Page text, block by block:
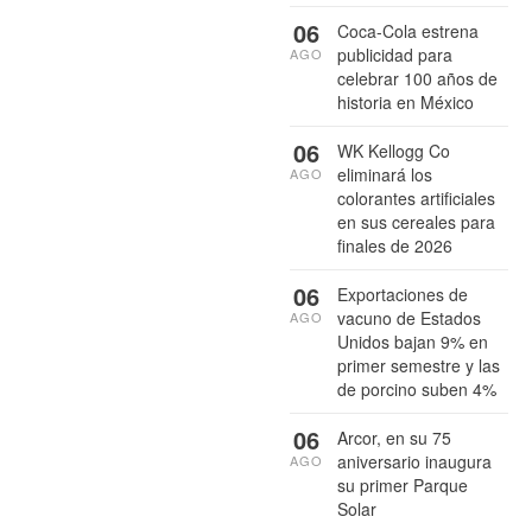
Coca-Cola estrena
publicidad para
celebrar 100 años de
historia en México
06
AGO
WK Kellogg Co
eliminará los
colorantes artificiales
en sus cereales para
finales de 2026
06
AGO
Exportaciones de
vacuno de Estados
Unidos bajan 9% en
primer semestre y las
de porcino suben 4%
06
AGO
Arcor, en su 75
aniversario inaugura
su primer Parque
Solar
06
AGO